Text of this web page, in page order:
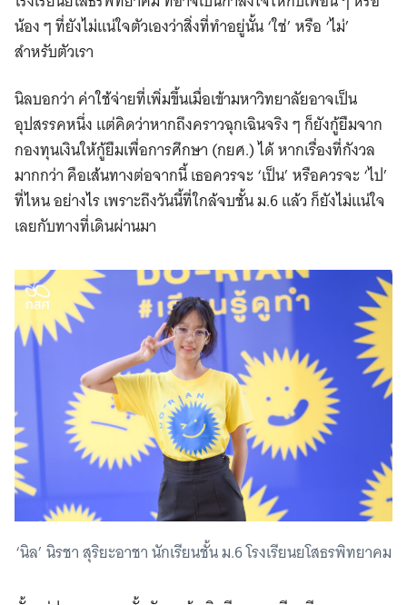
น้อง ๆ ที่ยังไม่แน่ใจตัวเองว่าสิ่งที่ทำอยู่นั้น ‘ใช่’ หรือ ‘ไม่’
สำหรับตัวเรา
นิลบอกว่า ค่าใช้จ่ายที่เพิ่มขึ้นเมื่อเข้ามหาวิทยาลัยอาจเป็น
อุปสรรคหนึ่ง แต่คิดว่าหากถึงคราวฉุกเฉินจริง ๆ ก็ยังกู้ยืมจาก
กองทุนเงินให้กู้ยืมเพื่อการศึกษา (กยศ.) ได้ หากเรื่องที่กังวล
มากกว่า คือเส้นทางต่อจากนี้ เธอควรจะ ‘เป็น’ หรือควรจะ ‘ไป’
ที่ไหน อย่างไร เพราะถึงวันนี้ที่ใกล้จบชั้น ม.6 แล้ว ก็ยังไม่แน่ใจ
เลยกับทางที่เดินผ่านมา
‘นิล’ นิรชา สุริยะอาชา นักเรียนชั้น ม.6 โรงเรียนยโสธรพิทยาคม